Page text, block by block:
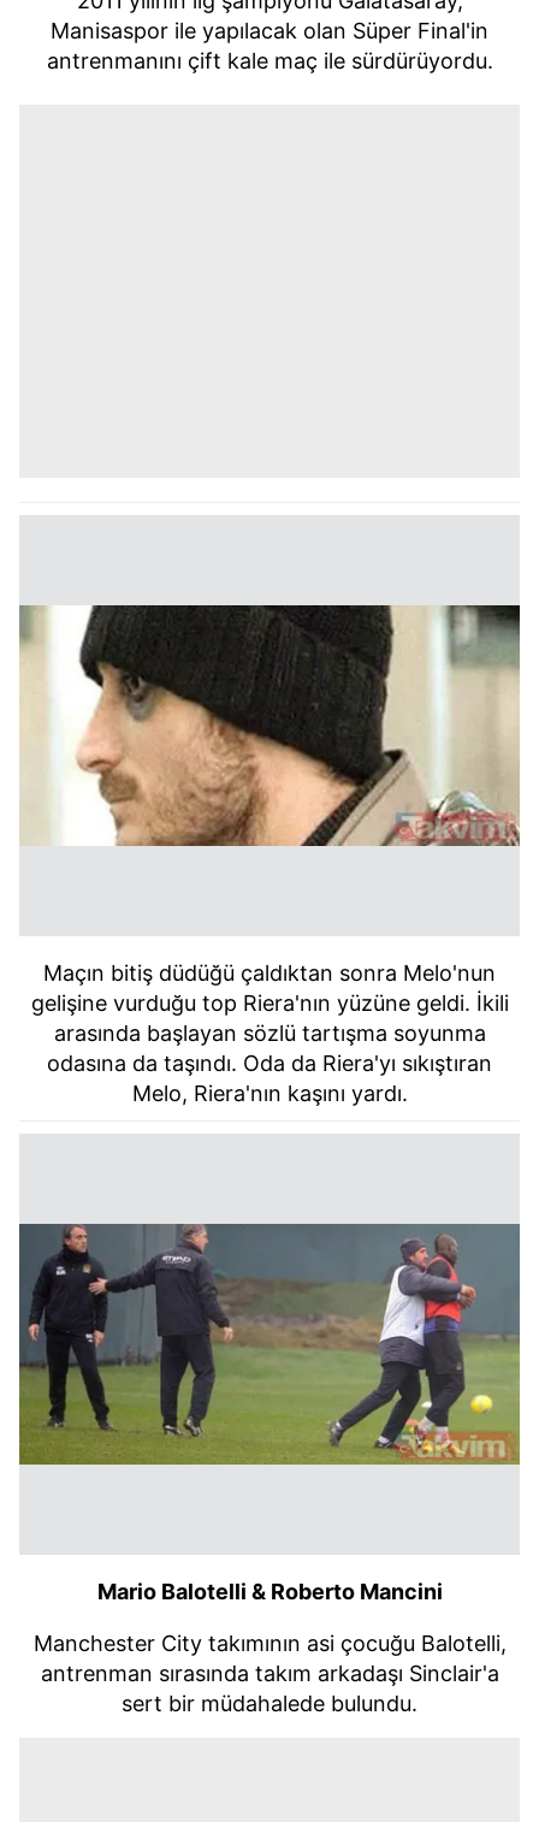
Manisaspor ile yapılacak olan Süper Final'in
antrenmanını çift kale maç ile sürdürüyordu.
Maçın bitiş düdüğü çaldıktan sonra Melo'nun
gelişine vurduğu top Riera'nın yüzüne geldi. İkili
arasında başlayan sözlü tartışma soyunma
odasına da taşındı. Oda da Riera'yı sıkıştıran
Melo, Riera'nın kaşını yardı.
Mario Balotelli & Roberto Mancini
Manchester City takımının asi çocuğu Balotelli,
antrenman sırasında takım arkadaşı Sinclair'a
sert bir müdahalede bulundu.